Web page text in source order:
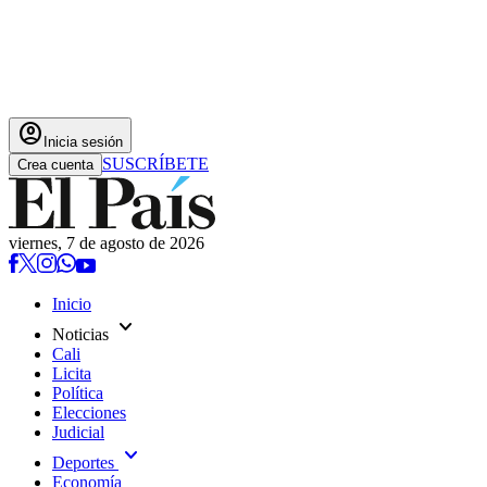
account_circle Inicia sesión
Crea cuenta SUSCRÍBETE
viernes, 7 de agosto de 2026
Inicio
Noticias expand_more
Cali
Licita
Política
Elecciones
Judicial
Deportes expand_more
Economía